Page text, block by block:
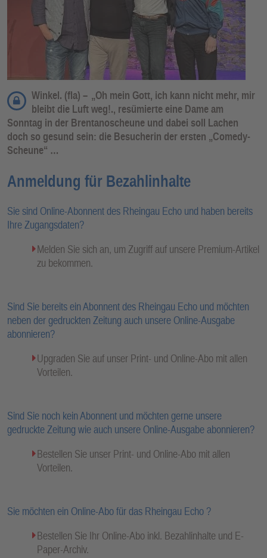
Winkel. (fla) – „Oh mein Gott, ich kann nicht mehr, mir
bleibt die Luft weg!., resümierte eine Dame am
Sonntag in der Brentanoscheune und dabei soll Lachen
doch so gesund sein: die Besucherin der ersten „Comedy-
Scheune“ …
Anmeldung für Bezahlinhalte
Sie sind Online-Abonnent des Rheingau Echo und haben bereits
Ihre Zugangsdaten?
Melden Sie sich an, um Zugriff auf unsere Premium-Artikel
zu bekommen.
Sind Sie bereits ein Abonnent des Rheingau Echo und möchten
neben der gedruckten Zeitung auch unsere Online-Ausgabe
abonnieren?
Upgraden Sie auf unser Print- und Online-Abo mit allen
Vorteilen.
Sind Sie noch kein Abonnent und möchten gerne unsere
gedruckte Zeitung wie auch unsere Online-Ausgabe abonnieren?
Bestellen Sie unser Print- und Online-Abo mit allen
Vorteilen.
Sie möchten ein Online-Abo für das Rheingau Echo ?
Bestellen Sie Ihr Online-Abo inkl. Bezahlinhalte und E-
Paper-Archiv.